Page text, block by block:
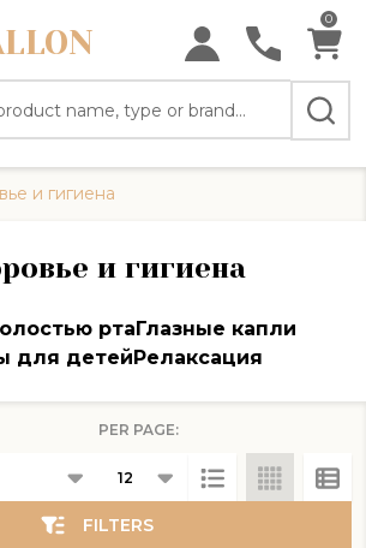
0
и гигиена
и гигиена
ртаГлазные капли
для детейРелаксация
PER PAGE:
FILTERS